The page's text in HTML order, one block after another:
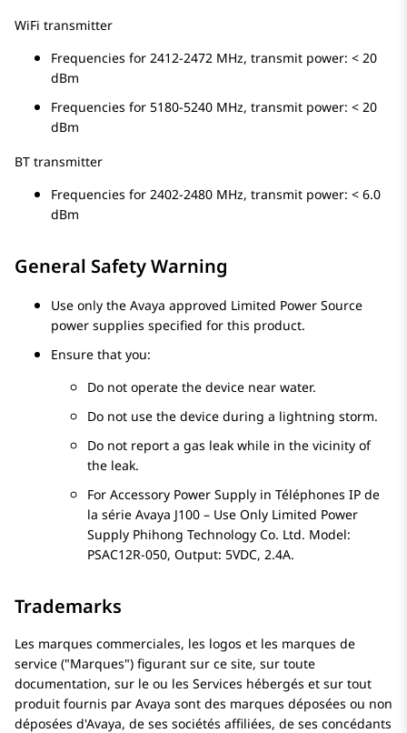
WiFi transmitter
Frequencies for 2412-2472 MHz, transmit power: < 20
dBm
Frequencies for 5180-5240 MHz, transmit power: < 20
dBm
BT transmitter
Frequencies for 2402-2480 MHz, transmit power: < 6.0
dBm
General Safety Warning
Use only the Avaya approved Limited Power Source
power supplies specified for this product.
Ensure that you:
Do not operate the device near water.
Do not use the device during a lightning storm.
Do not report a gas leak while in the vicinity of
the leak.
For Accessory Power Supply in Téléphones IP de
la série Avaya J100 – Use Only Limited Power
Supply Phihong Technology Co. Ltd. Model:
PSAC12R-050, Output: 5VDC, 2.4A.
Trademarks
Les marques commerciales, les logos et les marques de
service ( Marques ) figurant sur ce site, sur toute
documentation, sur le ou les Services hébergés et sur tout
produit fournis par Avaya sont des marques déposées ou non
déposées d'Avaya, de ses sociétés affiliées, de ses concédants